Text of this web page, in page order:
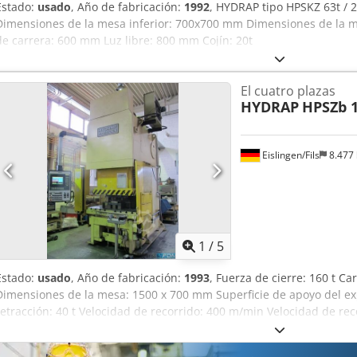
en 2004 Instalación del fabricante con temporizador
- Sistema hidráulico revisado/modernizado con enfriador
lista para demostración bajo potencia Entrega : ex stock -
después de la recepción de la factura después de la recepción de
de prensas hidráulicas siempre en nuestro stock, por
usado, Año de fabricación: 1992, HYDRAP tipo HPSKZ 63t
de la mesa inferior: 700x700 mm Dimensiones de la
carrera: 600 mm Luz libre: 800 mm Cojín: 20t
1 / 5
Eislingen/Fils 8.477
El cuatro plazas
HYDRAP HPSZb
usado, Año de fabricación: 1993, Fuerza de cierre: 160 t
de la mesa: 1500 x 700 mm Superficie de apoyo del
40 t Velocidad de recorrido: 400 m/min Velocidad de
recorridos/min Velocidad de retorno: 350 mm/min Fuerza del
de extracción: 100 mm Consumo total de energía: 42 kW